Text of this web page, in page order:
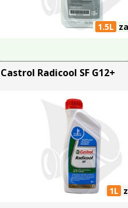
1.5L
Castrol Radicool SF G12+
1L